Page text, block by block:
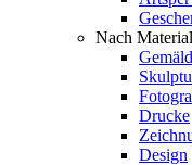
Nach Material
Drucke
Design